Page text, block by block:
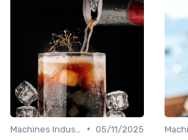
• 05/11/2025